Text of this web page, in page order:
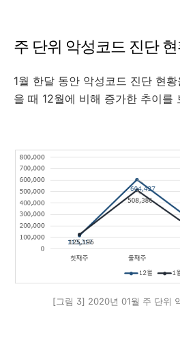
주 단위 악성코드 진단
1월 한달 동안 악성코드 진단 현
을 때 12월에 비해 증가한 추이를
[그림 3] 2020년 01월 주 단위